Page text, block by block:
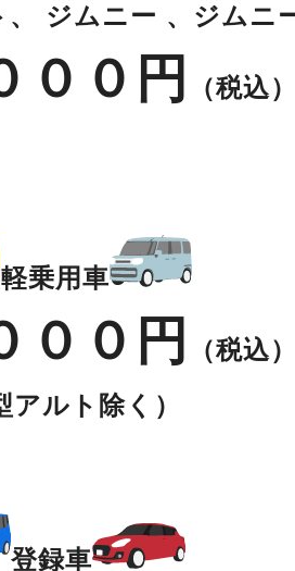
ジムニー 、ジムニ
００円 （税込）
軽乗用車
００円
（税込）
アルト除く）
登録車